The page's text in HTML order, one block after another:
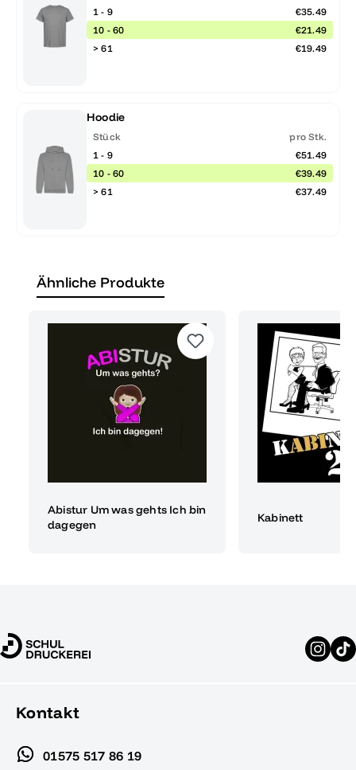
1 - 9
€35.49
10 - 60
€21.49
> 61
€19.49
Hoodie
Stück
pro Stk.
1 - 9
€51.49
10 - 60
€39.49
> 61
€37.49
Ähnliche Produkte
Abistur Um was gehts Ich bin
dagegen
Kabinett
Kontakt
01575 517 86 19